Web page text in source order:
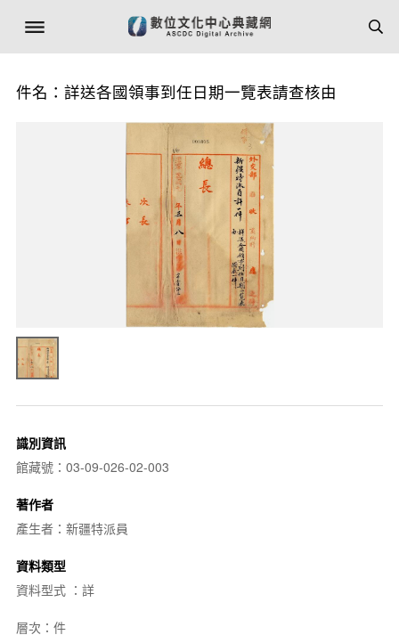
件名：詳送各國領事到任日期一覽表請查核由
識別資訊
館藏號：03-09-026-02-003
著作者
產生者：新疆特派員
資料類型
資料型式 ：詳
層次：件